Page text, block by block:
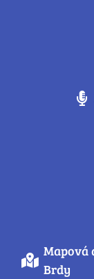
Mapová
Brdy